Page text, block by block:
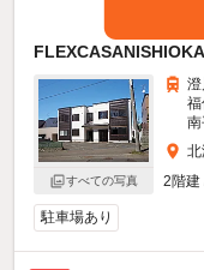
すべての写真
北
2階建
駐車場あり